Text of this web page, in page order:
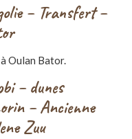
– Transfert –
Oulan Bator.
– dunes
– Ancienne
Zuu